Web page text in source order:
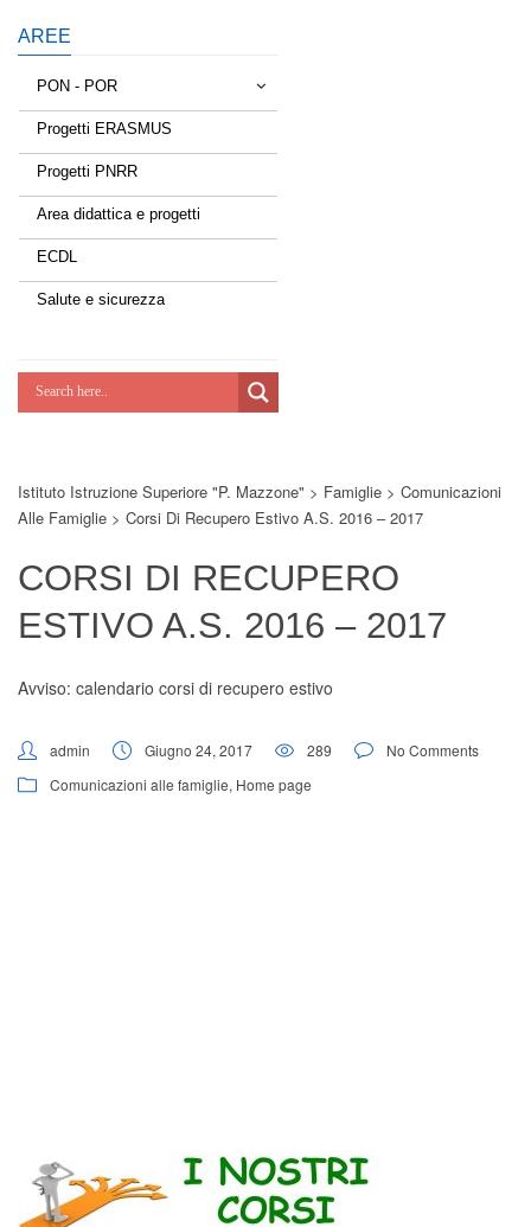
AREE
PON - POR
Tessere la rete
Estate a scuola
Scuola d'estate
Lab Green
Potenziamoci
Progetti ERASMUS
Progetti PNRR
Area didattica e progetti
ECDL
Salute e sicurezza
Istituto Istruzione Superiore "P. Mazzone" > Famiglie > Comunicazioni
Alle Famiglie > Corsi Di Recupero Estivo A.s. 2016 – 2017
CORSI DI RECUPERO
ESTIVO A.S. 2016 – 2017
Avviso: calendario corsi di recupero estivo
admin Giugno 24, 2017 289
No Comments
Comunicazioni alle famiglie, Home page